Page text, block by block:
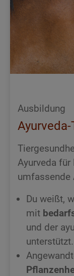
Ausbildung
Ayurveda für
umfassende
Du weißt,
mit
und der
unterstützt.